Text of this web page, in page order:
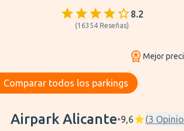
8.2
(16354 Reseñas)
Mejor
Comparar todos los parkings
Alicante
Airpark Alicante•9,6 (3